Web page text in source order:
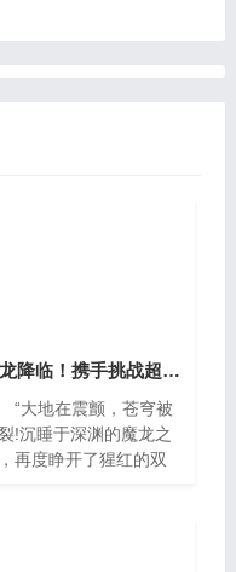
魔龙降临！携手挑战超稀有装备
地在震颤，苍穹被
!沉睡于深渊的魔龙之
再度睁开了猩红的双
元”今日震撼